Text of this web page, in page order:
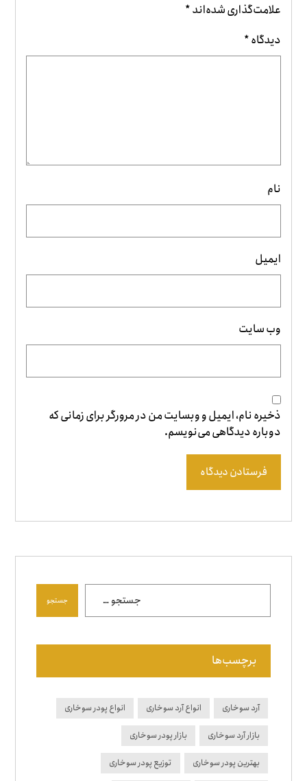
علامت‌گذاری شده‌اند*
دیدگاه*
نام
ایمیل
وب‌ سایت
ذخیره نام، ایمیل و وبسایت من در مرورگر برای زمانی که
دوباره دیدگاهی می‌نویسم.
فرستادن دیدگاه
جستجو
برچسب‌ها
آرد سوخاری انواع آرد سوخاری انواع پودر سوخاری
بازار آرد سوخاری بازار پودر سوخاری
بهترین پودر سوخاری توزیع پودر سوخاری